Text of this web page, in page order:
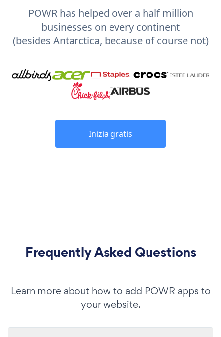
POWR has helped over a half million
businesses on every continent
(besides Antarctica, because of course not)
Inizia gratis
Frequently Asked Questions
Learn more about how to add POWR apps to
your website.